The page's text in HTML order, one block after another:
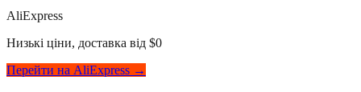
AliExpress
Низькі ціни, доставка від $0
Перейти на AliExpress →